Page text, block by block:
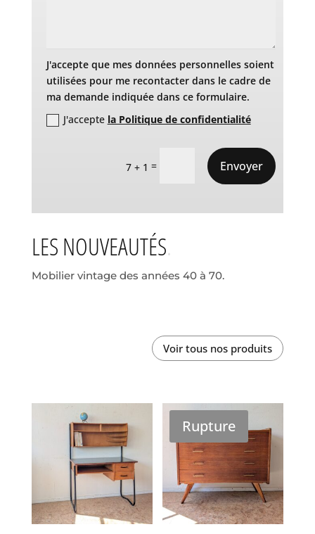
J'accepte que mes données personnelles soient
utilisées pour me recontacter dans le cadre de
ma demande indiquée dans ce formulaire.
J'accepte la Politique de confidentialité
7 + 1 = Envoyer
LES NOUVEAUTÉS
Mobilier vintage des années 40 à 70.
Voir tous nos produits
Rupture